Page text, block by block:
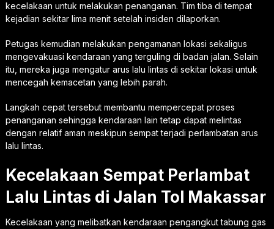
kecelakaan untuk melakukan penanganan. Tim tiba di tempat
kejadian sekitar lima menit setelah insiden dilaporkan.
Petugas kemudian melakukan pengamanan lokasi sekaligus
mengevakuasi kendaraan yang terguling di badan jalan. Selain
itu, mereka juga mengatur arus lalu lintas di sekitar lokasi untuk
mencegah kemacetan yang lebih parah.
Langkah cepat tersebut membantu mempercepat proses
penanganan sehingga kendaraan lain tetap dapat melintas
dengan relatif aman meskipun sempat terjadi perlambatan arus
lalu lintas.
Kecelakaan Sempat Perlambat
Lalu Lintas di Jalan Tol Makassar
Kecelakaan yang melibatkan kendaraan pengangkut tabung gas